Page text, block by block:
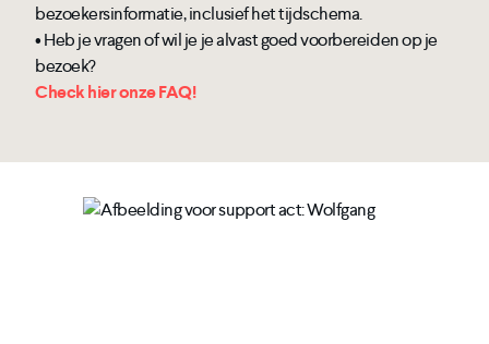
bezoekersinformatie, inclusief het tijdschema.
• Heb je vragen of wil je je alvast goed voorbereiden op je
bezoek?
Check hier onze FAQ!